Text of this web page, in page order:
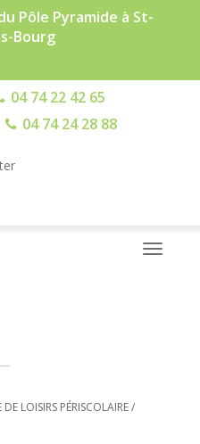
Pôle Pyramide à St-
Bourg
04 74 22 42 65
04 74 24 28 88
Toggle
DE LOISIRS PÉRISCOLAIRE/